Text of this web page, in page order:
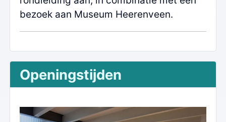
bezoek aan Museum Heerenveen.
Openingstijden